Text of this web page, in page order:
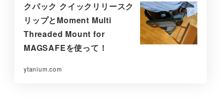
クパック クイックリリースク
リップとMoment Multi
Threaded Mount for
MAGSAFEを使って！
ytanium.com